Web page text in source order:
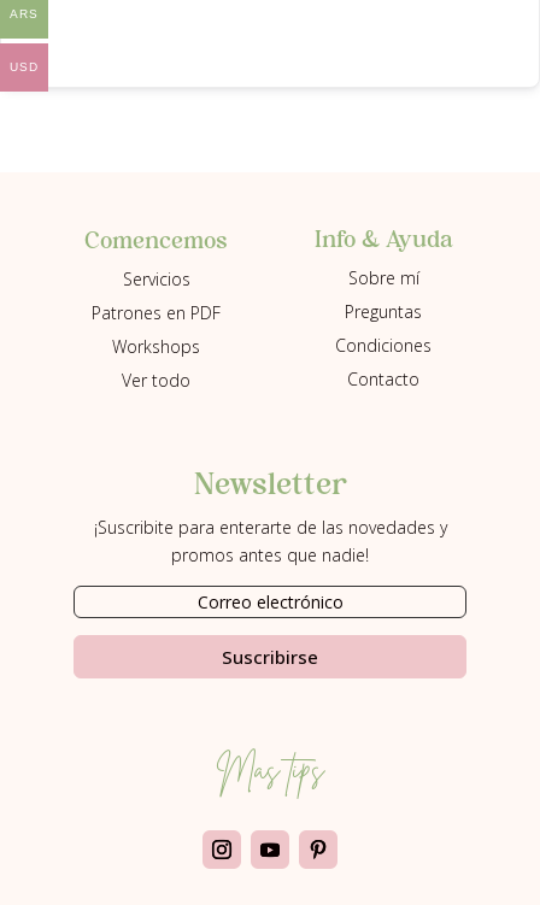
Comencemos
Servicios
Patrones en PDF
Workshops
Ver todo
Info & Ayuda
Sobre mí
Preguntas
Condiciones
Contacto
Newsletter
¡Suscribite para enterarte de las novedades y
promos antes que nadie!
Suscribirse
Más tips
ARS
USD